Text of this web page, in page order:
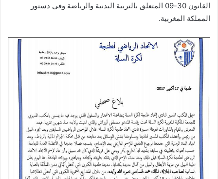
القانون 30-09 المتعلق بالتربية البدنية والرياضة وفي دستور
المملكة المغربية.